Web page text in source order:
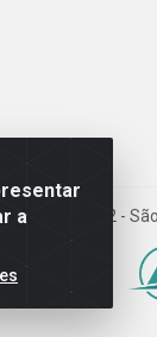
aCampos, 42 -